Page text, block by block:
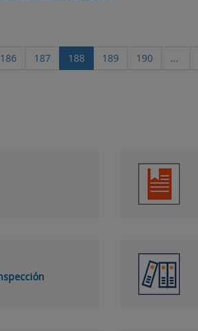
186 187 188 189 190 ...